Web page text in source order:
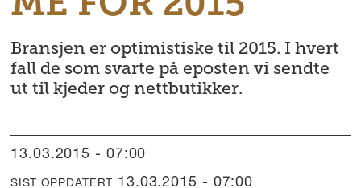
Bransjen er optimistiske til 2015. I hvert
fall de som svarte på eposten vi sendte
ut til kjeder og nettbutikker.
13.03.2015 - 07:00
SIST OPPDATERT 13.03.2015 - 07:00